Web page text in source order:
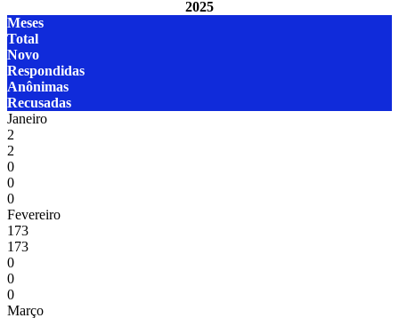
2025
Meses
Total
Novo
Respondidas
Anônimas
Recusadas
Janeiro
2
2
0
0
0
Fevereiro
173
173
0
0
0
Março